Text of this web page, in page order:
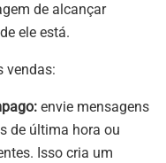
de alcançar
ele está.
vendas:
envie mensagens
de última hora ou
Isso cria um